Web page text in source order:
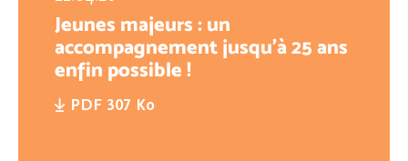
Jeunes majeurs : un
accompagnement jusqu’à 25 ans
enfin possible !
PDF 307 Ko